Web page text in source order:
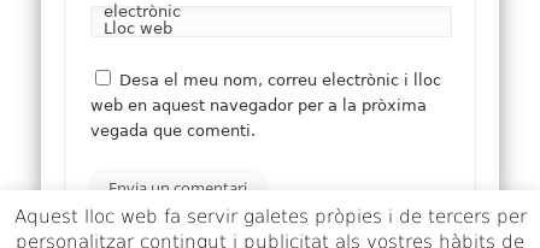
electrònic
Lloc web
Desa el meu nom, correu electrònic i lloc
web en aquest navegador per a la pròxima
vegada que comenti.
Aquest lloc web fa servir galetes pròpies i de tercers per
personalitzar contingut i publicitat als vostres hàbits de